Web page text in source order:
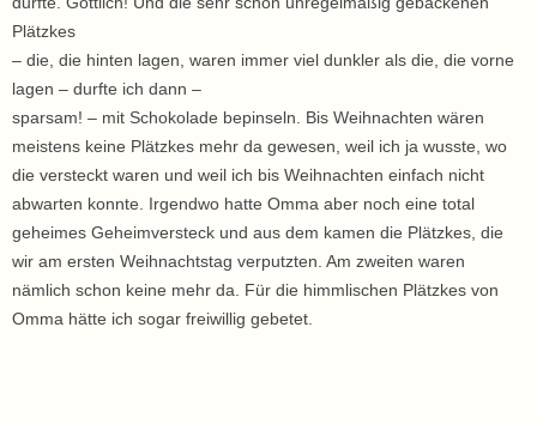
Plätzkes
– die, die hinten lagen, waren immer viel dunkler als die, die vorne
lagen – durfte ich dann –
sparsam! – mit Schokolade bepinseln. Bis Weihnachten wären
meistens keine Plätzkes mehr da gewesen, weil ich ja wusste, wo
die versteckt waren und weil ich bis Weihnachten einfach nicht
abwarten konnte. Irgendwo hatte Omma aber noch eine total
geheimes Geheimversteck und aus dem kamen die Plätzkes, die
wir am ersten Weihnachtstag verputzten. Am zweiten waren
nämlich schon keine mehr da. Für die himmlischen Plätzkes von
Omma hätte ich sogar freiwillig gebetet.